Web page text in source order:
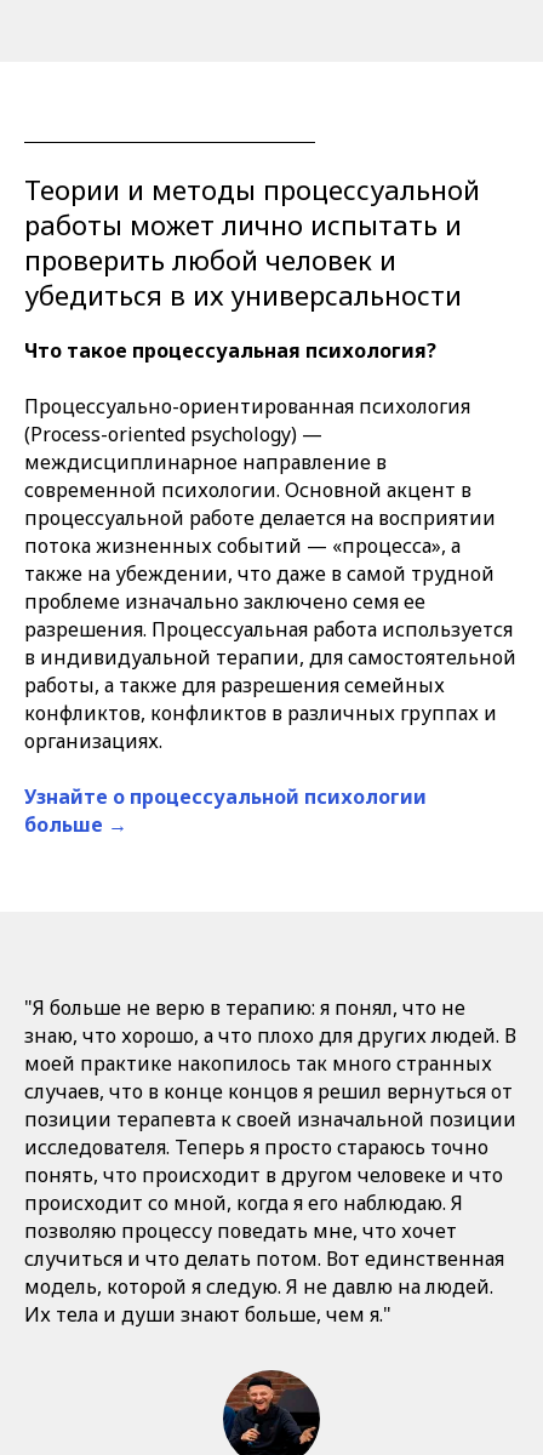
Теории и методы процессуальной
работы может лично испытать и
проверить любой человек и
убедиться в их универсальности
Что такое процессуальная психология?
Процессуально-ориентированная психология
(Process-oriented psychology) —
междисциплинарное направление в
современной психологии. Основной акцент в
процессуальной работе делается на восприятии
потока жизненных событий — «процесса», а
также на убеждении, что даже в самой трудной
проблеме изначально заключено семя ее
разрешения. Процессуальная работа используется
в индивидуальной терапии, для самостоятельной
работы, а также для разрешения семейных
конфликтов, конфликтов в различных группах и
организациях.
Узнайте о процессуальной психологии
больше →
"Я больше не верю в терапию: я понял, что не
знаю, что хорошо, а что плохо для других людей. В
моей практике накопилось так много странных
случаев, что в конце концов я решил вернуться от
позиции терапевта к своей изначальной позиции
исследователя. Теперь я просто стараюсь точно
понять, что происходит в другом человеке и что
происходит со мной, когда я его наблюдаю. Я
позволяю процессу поведать мне, что хочет
случиться и что делать потом. Вот единственная
модель, которой я следую. Я не давлю на людей.
Их тела и души знают больше, чем я."